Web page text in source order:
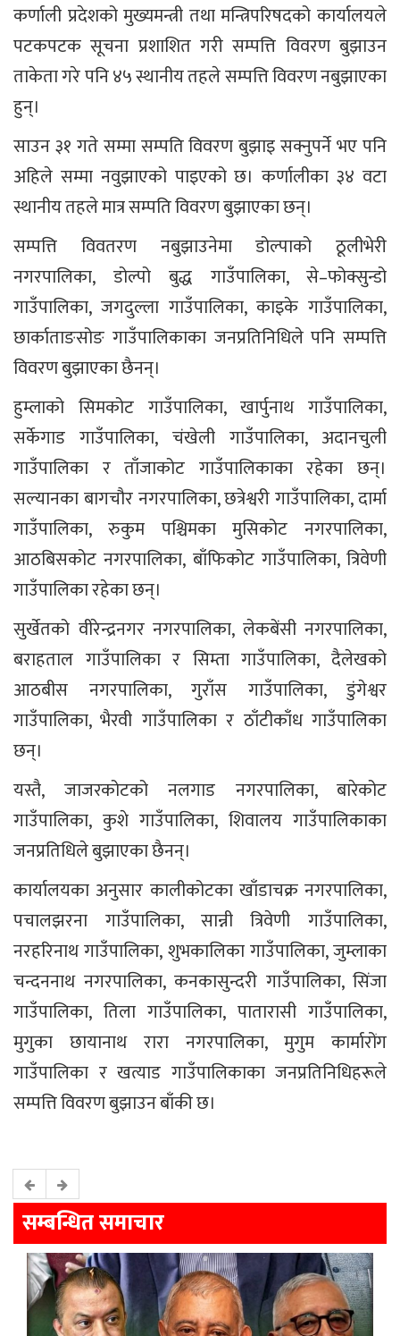
कर्णाली प्रदेशको मुख्यमन्त्री तथा मन्त्रिपरिषदको कार्यालयले
पटकपटक सूचना प्रशाशित गरी सम्पत्ति विवरण बुझाउन
ताकेता गरे पनि ४५ स्थानीय तहले सम्पत्ति विवरण नबुझाएका
हुन्।
साउन ३१ गते सम्मा सम्पति विवरण बुझाइ सक्नुपर्ने भए पनि
अहिले सम्मा नवुझाएको पाइएको छ। कर्णालीका ३४ वटा
स्थानीय तहले मात्र सम्पति विवरण बुझाएका छन्।
सम्पत्ति विवतरण नबुझाउनेमा डोल्पाको ठूलीभेरी
नगरपालिका, डोल्पो बुद्ध गाउँपालिका, से–फोक्सुन्डो
गाउँपालिका, जगदुल्ला गाउँपालिका, काइके गाउँपालिका,
छार्काताङसोङ गाउँपालिकाका जनप्रतिनिधिले पनि सम्पत्ति
विवरण बुझाएका छैनन्।
हुम्लाको सिमकोट गाउँपालिका, खार्पुनाथ गाउँपालिका,
सर्केगाड गाउँपालिका, चंखेली गाउँपालिका, अदानचुली
गाउँपालिका र ताँजाकोट गाउँपालिकाका रहेका छन्।
सल्यानका बागचौर नगरपालिका, छत्रेश्वरी गाउँपालिका, दार्मा
गाउँपालिका, रुकुम पश्चिमका मुसिकोट नगरपालिका,
आठबिसकोट नगरपालिका, बाँफिकोट गाउँपालिका, त्रिवेणी
गाउँपालिका रहेका छन्।
सुर्खेतको वीरेन्द्रनगर नगरपालिका, लेकबेंसी नगरपालिका,
बराहताल गाउँपालिका र सिम्ता गाउँपालिका, दैलेखको
आठबीस नगरपालिका, गुराँस गाउँपालिका, डुंगेश्वर
गाउँपालिका, भैरवी गाउँपालिका र ठाँटीकाँध गाउँपालिका
छन्।
यस्तै, जाजरकोटको नलगाड नगरपालिका, बारेकोट
गाउँपालिका, कुशे गाउँपालिका, शिवालय गाउँपालिकाका
जनप्रतिधिले बुझाएका छैनन्।
कार्यालयका अनुसार कालीकोटका खाँडाचक्र नगरपालिका,
पचालझरना गाउँपालिका, सान्नी त्रिवेणी गाउँपालिका,
नरहरिनाथ गाउँपालिका, शुभकालिका गाउँपालिका, जुम्लाका
चन्दननाथ नगरपालिका, कनकासुन्दरी गाउँपालिका, सिंजा
गाउँपालिका, तिला गाउँपालिका, पातारासी गाउँपालिका,
मुगुका छायानाथ रारा नगरपालिका, मुगुम कार्मारोंग
गाउँपालिका र खत्याड गाउँपालिकाका जनप्रतिनिधिहरूले
सम्पत्ति विवरण बुझाउन बाँकी छ।
सम्बन्धित समाचार